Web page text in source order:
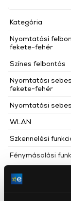
Kategória
Nyomtatási
fekete-fehér
Színes felbontás
Nyomtatási
fekete-fehér
Nyomtatási
WLAN
Szkennelési
Fénymásolási
Wi-Fi Direct